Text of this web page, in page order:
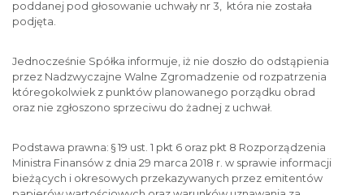
poddanej pod głosowanie uchwały nr 3, która nie została
podjęta.
Jednocześnie Spółka informuje, iż nie doszło do odstąpienia
przez Nadzwyczajne Walne Zgromadzenie od rozpatrzenia
któregokolwiek z punktów planowanego porządku obrad
oraz nie zgłoszono sprzeciwu do żadnej z uchwał.
Podstawa prawna: § 19 ust. 1 pkt 6 oraz pkt 8 Rozporządzenia
Ministra Finansów z dnia 29 marca 2018 r. w sprawie informacji
bieżących i okresowych przekazywanych przez emitentów